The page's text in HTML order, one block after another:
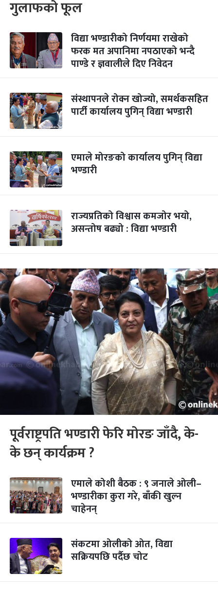
गुलाफको फूल
विद्या भण्डारीको निर्णयमा राखेको
फरक मत अपानिमा नपठाएको भन्दै
पाण्डे र ज्ञवालीले दिए निवेदन
संस्थापनले रोक्न खोज्यो, समर्थकसहित
पार्टी कार्यालय पुगिन् विद्या भण्डारी
एमाले मोरङको कार्यालय पुगिन् विद्या
भण्डारी
राज्यप्रतिको विश्वास कमजोर भयो,
असन्तोष बढ्यो : विद्या भण्डारी
पूर्वराष्ट्रपति भण्डारी फेरि मोरङ जाँदै, के-
के छन् कार्यक्रम ?
एमाले कोशी बैठक : ९ जनाले ओली–
भण्डारीका कुरा गरे, बाँकी खुल्‍न
चाहेनन्
संकटमा ओलीको ओत, विद्या
सक्रियपछि पर्दैछ चोट